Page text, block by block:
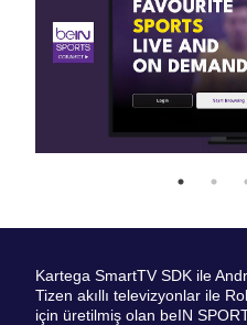
Kartega SmartTV SDK ile
Tizen akıllı televizyonlar ile
için üretilmiş olan beIN